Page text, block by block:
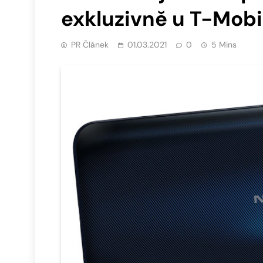
exkluzivně u T-
PR Článek 01.03.2021 0 5 Mins